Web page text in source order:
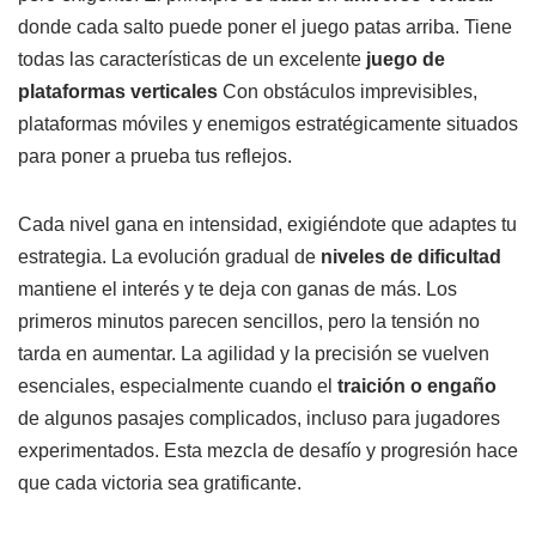
donde cada salto puede poner el juego patas arriba. Tiene
todas las características de un excelente juego de
plataformas verticales Con obstáculos imprevisibles,
plataformas móviles y enemigos estratégicamente situados
para poner a prueba tus reflejos.
Cada nivel gana en intensidad, exigiéndote que adaptes tu
estrategia. La evolución gradual de niveles de dificultad
mantiene el interés y te deja con ganas de más. Los
primeros minutos parecen sencillos, pero la tensión no
tarda en aumentar. La agilidad y la precisión se vuelven
esenciales, especialmente cuando el traición o engaño
de algunos pasajes complicados, incluso para jugadores
experimentados. Esta mezcla de desafío y progresión hace
que cada victoria sea gratificante.